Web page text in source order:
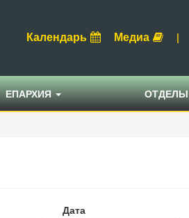
Календарь Медиа |
ЕПАРХИЯ
Дата